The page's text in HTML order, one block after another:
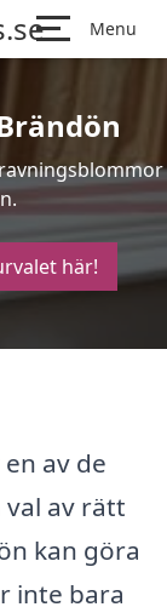
Menu
här!
av de
av rätt
kan göra
inte bara